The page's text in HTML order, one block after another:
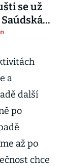
se už
bagruje
jámu
a
další
po
až po
chce